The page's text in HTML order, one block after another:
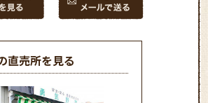
直売所を見る